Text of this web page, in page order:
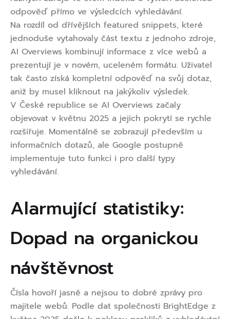
odpověď přímo ve výsledcích vyhledávání.
Na rozdíl od dřívějších featured snippets, které
jednoduše vytahovaly část textu z jednoho zdroje,
AI Overviews kombinují informace z více webů a
prezentují je v novém, uceleném formátu. Uživatel
tak často získá kompletní odpověď na svůj dotaz,
aniž by musel kliknout na jakýkoliv výsledek.
V České republice se AI Overviews začaly
objevovat v květnu 2025 a jejich pokrytí se rychle
rozšiřuje. Momentálně se zobrazují především u
informačních dotazů, ale Google postupně
implementuje tuto funkci i pro další typy
vyhledávání.
Alarmující statistiky:
Dopad na organickou
návštěvnost
Čísla hovoří jasně a nejsou to dobré zprávy pro
majitele webů. Podle dat společnosti BrightEdge z